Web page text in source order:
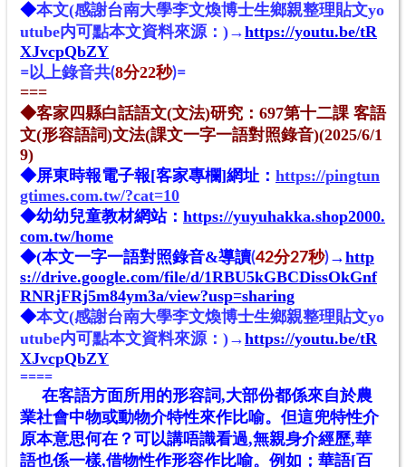
◆本文(感謝台南大學李文煥博士生鄉親整理貼文yo
utube内可點本文資料來源：)→https://youtu.be/tR
XJvcpQbZY
=以上錄音共(8分22秒)=
===
◆客家四縣白話語文(文法)研究：697第十二課 客語
文(形容語詞)文法(課文一字一語對照錄音)(2025/6/1
9)
◆屏東時報電子報[客家專欄]網址 ： https://pingtun
gtimes.com.tw/?cat=10
◆幼幼兒童教材網站： https://yuyuhakka.shop2000.
com.tw/home
◆(本文一字一語對照錄音&導讀(42分27秒)→http
s://drive.google.com/file/d/1RBU5kGBCDissOkGnf
RNRjFRj5m84ym3a/view?usp=sharing
◆本文(感謝台南大學李文煥博士生鄉親整理貼文yo
utube内可點本文資料來源：)→https://youtu.be/tR
XJvcpQbZY
====
在客語方面所用的形容詞,大部份都係來自於農
業社會中物或動物介特性來作比喻。但這兜特性介
原本意思何在？可以講唔識看過,無親身介經歷,華
語也係一樣,借物性作形容作比喻。例如；華語[百